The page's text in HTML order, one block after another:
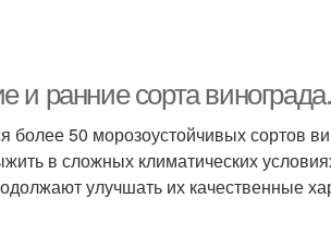
и ранние сорта
более 50 морозоустойчивых сортов
в сложных климатических
улучшать их качественные